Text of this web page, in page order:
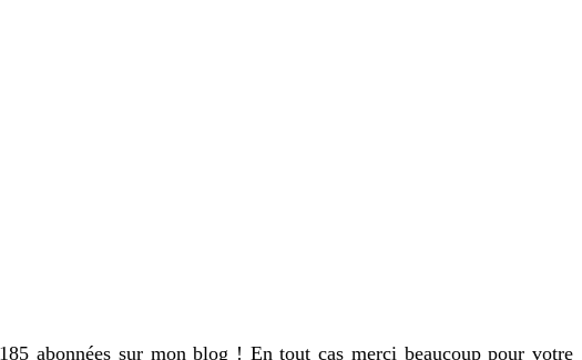
abonnées sur mon blog ! En tout cas merci beaucoup pour votre